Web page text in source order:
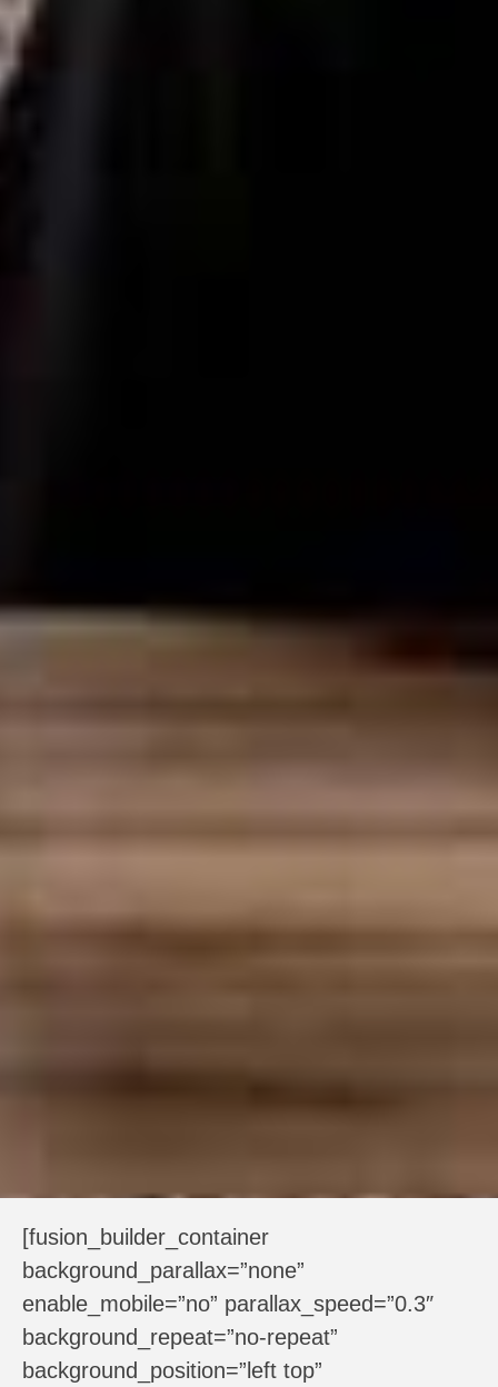
[fusion_builder_container
background_parallax=”none”
enable_mobile=”no” parallax_speed=”0.3″
background_repeat=”no-repeat”
background_position=”left top”